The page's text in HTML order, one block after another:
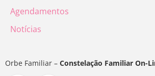
Agendamentos
Notícias
Orbe Familiar – Constelação Familiar On-